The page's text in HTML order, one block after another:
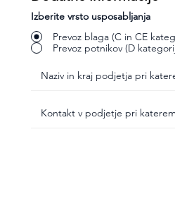
Izberite vrsto usposabljanja
Prevoz blaga (C in CE
Prevoz potnikov (D